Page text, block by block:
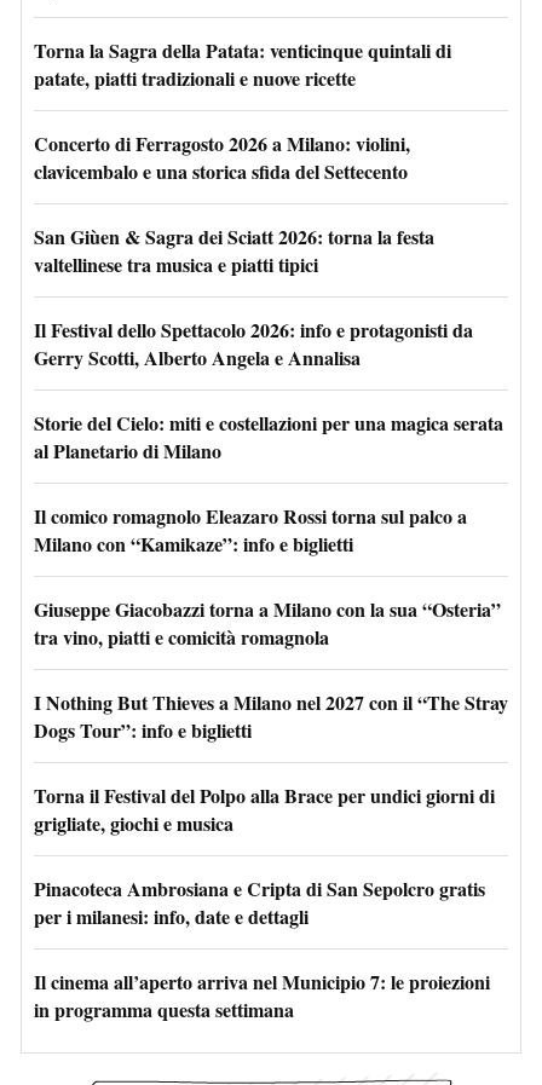
Torna la Sagra della Patata: venticinque quintali di
patate, piatti tradizionali e nuove ricette
Concerto di Ferragosto 2026 a Milano: violini,
clavicembalo e una storica sfida del Settecento
San Giùen & Sagra dei Sciatt 2026: torna la festa
valtellinese tra musica e piatti tipici
Il Festival dello Spettacolo 2026: info e protagonisti da
Gerry Scotti, Alberto Angela e Annalisa
Storie del Cielo: miti e costellazioni per una magica serata
al Planetario di Milano
Il comico romagnolo Eleazaro Rossi torna sul palco a
Milano con “Kamikaze”: info e biglietti
Giuseppe Giacobazzi torna a Milano con la sua “Osteria”
tra vino, piatti e comicità romagnola
I Nothing But Thieves a Milano nel 2027 con il “The Stray
Dogs Tour”: info e biglietti
Torna il Festival del Polpo alla Brace per undici giorni di
grigliate, giochi e musica
Pinacoteca Ambrosiana e Cripta di San Sepolcro gratis
per i milanesi: info, date e dettagli
Il cinema all’aperto arriva nel Municipio 7: le proiezioni
in programma questa settimana